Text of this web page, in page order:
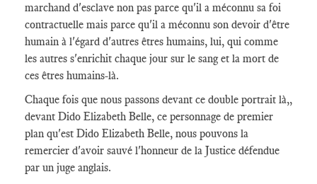
marchand d'esclave non pas parce qu'il a méconnu sa foi
contractuelle mais parce qu'il a méconnu son devoir d'être
humain à l'égard d'autres êtres humains, lui, qui comme
les autres s'enrichit chaque jour sur le sang et la mort de
ces êtres humains-là.
Chaque fois que nous passons devant ce double portrait là,,
devant Dido Elizabeth Belle, ce personnage de premier
plan qu'est Dido Elizabeth Belle, nous pouvons la
remercier d'avoir sauvé l'honneur de la Justice défendue
par un juge anglais.